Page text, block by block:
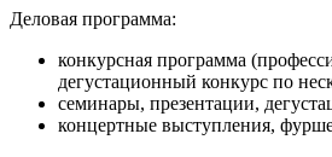
Деловая программа:
конкурсная программа
дегустационный конкурс по
семинары, презентации,
концертные выступления,